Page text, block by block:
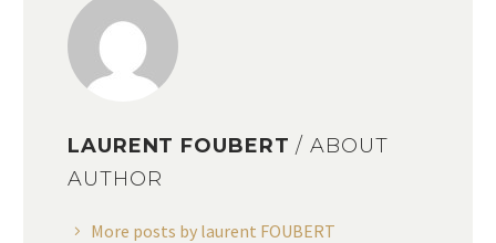
LAURENT FOUBERT/ ABOUT
AUTHOR
More posts by laurent FOUBERT